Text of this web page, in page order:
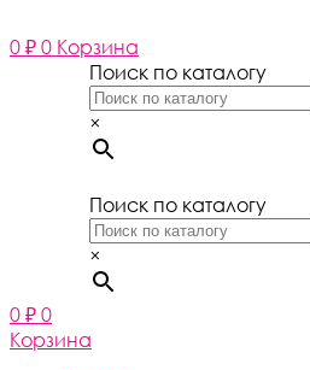
к
содержимому
0 ₽ 0 Корзина
Поиск по каталогу
×
Поиск по каталогу
×
0 ₽ 0
Корзина